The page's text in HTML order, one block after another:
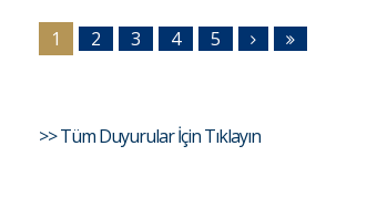
1 2 3 4 5
>> Tüm Duyurular İçin Tıklayın